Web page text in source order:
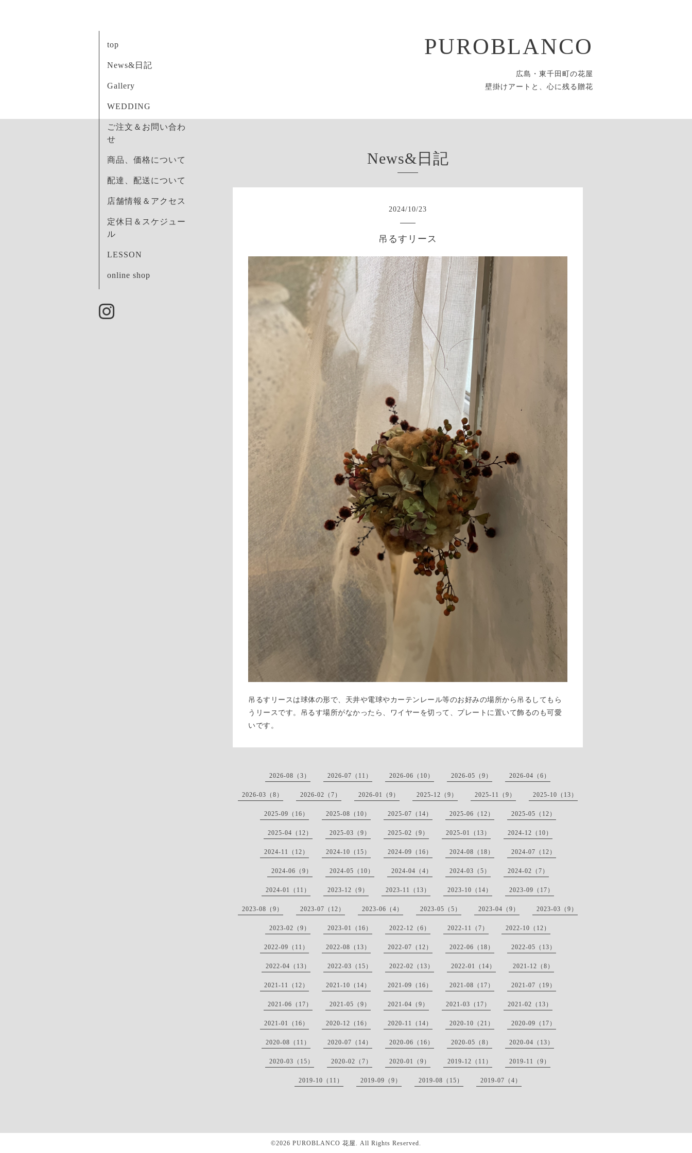
PUROBLANCO
広島・東千田町の花屋
壁掛けアートと、心に残る贈花
top
News&日記
Gallery
WEDDING
ご注文＆お問い合わ
せ
商品、価格について
配達、配送について
店舗情報＆アクセス
定休日＆スケジュー
ル
LESSON
online shop
News&日記
2024/10/23
吊るすリース
吊るすリースは球体の形で、天井や電球やカーテンレール等のお好みの場所から吊るしてもら
うリースです。吊るす場所がなかったら、ワイヤーを切って、プレートに置いて飾るのも可愛
いです。
2026-08（3） 2026-07（11） 2026-06（10） 2026-05（9） 2026-04（6）
2026-03（8） 2026-02（7） 2026-01（9） 2025-12（9） 2025-11（9） 2025-10（13）
2025-09（16） 2025-08（10） 2025-07（14） 2025-06（12） 2025-05（12）
2025-04（12） 2025-03（9） 2025-02（9） 2025-01（13） 2024-12（10）
2024-11（12） 2024-10（15） 2024-09（16） 2024-08（18） 2024-07（12）
2024-06（9） 2024-05（10） 2024-04（4） 2024-03（5） 2024-02（7）
2024-01（11） 2023-12（9） 2023-11（13） 2023-10（14） 2023-09（17）
2023-08（9） 2023-07（12） 2023-06（4） 2023-05（5） 2023-04（9） 2023-03（9）
2023-02（9） 2023-01（16） 2022-12（6） 2022-11（7） 2022-10（12）
2022-09（11） 2022-08（13） 2022-07（12） 2022-06（18） 2022-05（13）
2022-04（13） 2022-03（15） 2022-02（13） 2022-01（14） 2021-12（8）
2021-11（12） 2021-10（14） 2021-09（16） 2021-08（17） 2021-07（19）
2021-06（17） 2021-05（9） 2021-04（9） 2021-03（17） 2021-02（13）
2021-01（16） 2020-12（16） 2020-11（14） 2020-10（21） 2020-09（17）
2020-08（11） 2020-07（14） 2020-06（16） 2020-05（8） 2020-04（13）
2020-03（15） 2020-02（7） 2020-01（9） 2019-12（11） 2019-11（9）
2019-10（11） 2019-09（9） 2019-08（15） 2019-07（4）
©2026 PUROBLANCO 花屋 . All Rights Reserved.